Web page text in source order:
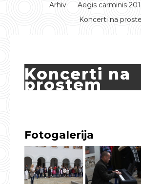
Arhiv Aegis carminis
Koncerti na
Koncerti na
prostem
Fotogalerija